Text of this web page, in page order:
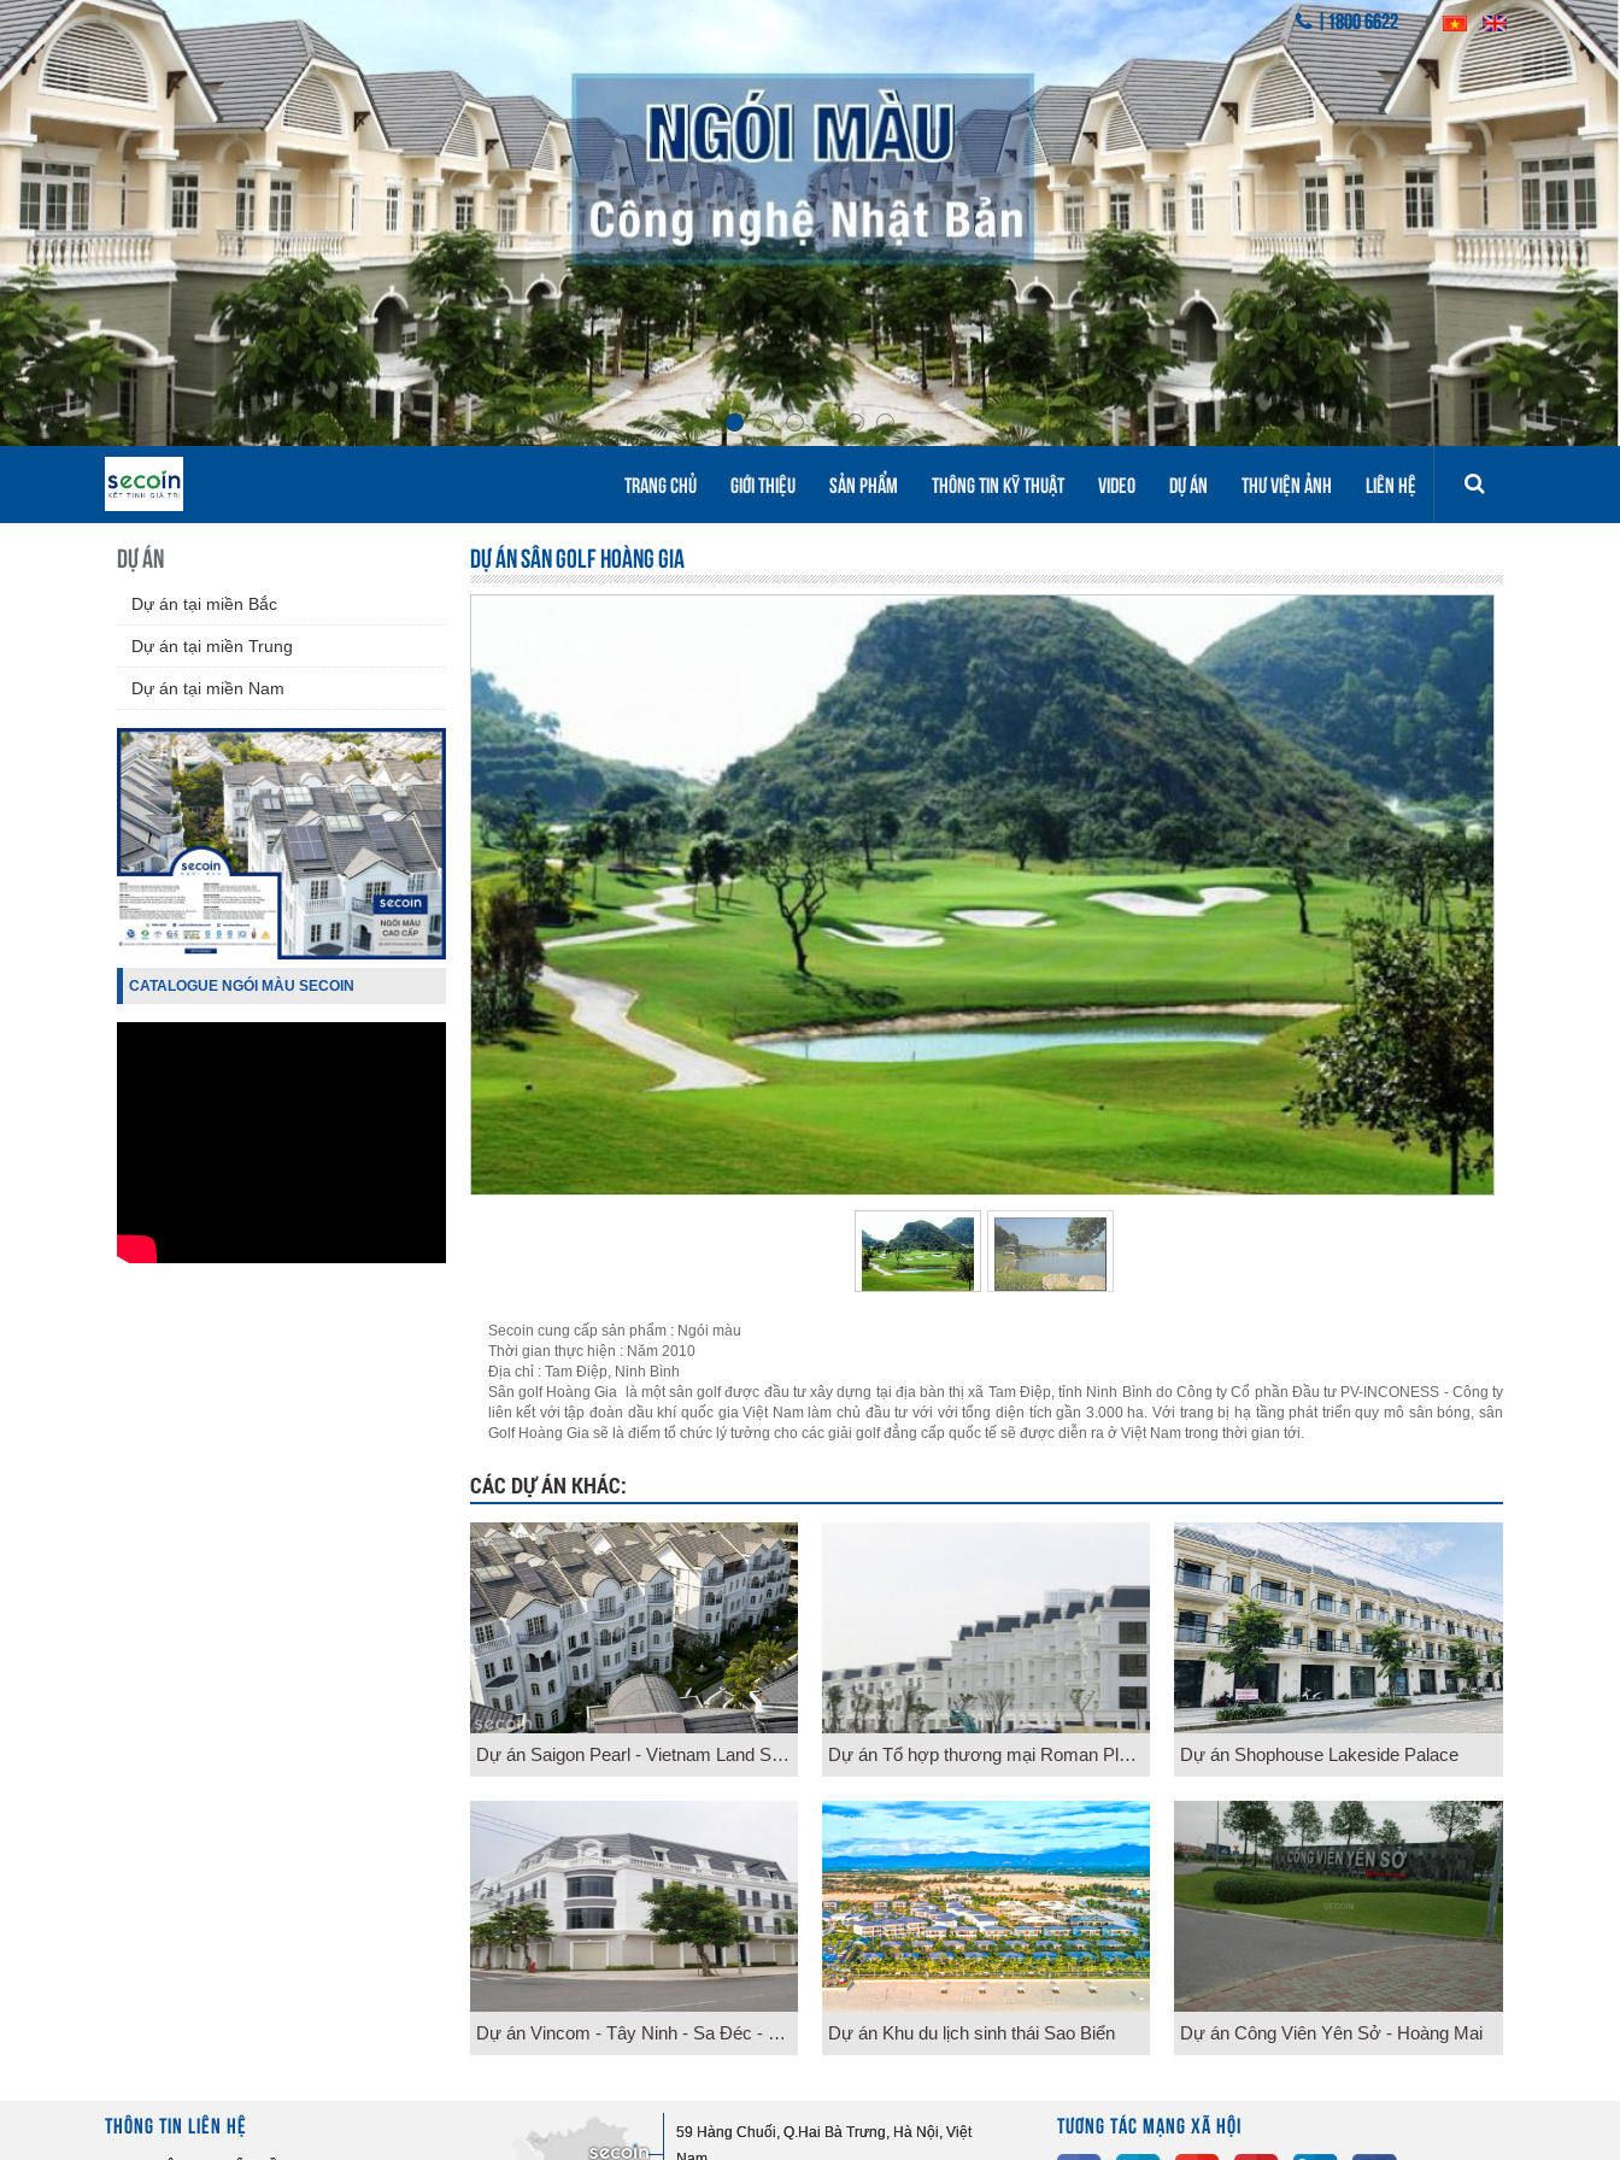
|1800 6622
TRANG CHỦ GIỚI THIỆU SẢN PHẨM THÔNG TIN KỸ THUẬT VIDEO DỰ ÁN THƯ VIỆN ẢNH LIÊN HỆ
DỰ ÁN
Dự án tại miền Bắc
Dự án tại miền Trung
Dự án tại miền Nam
CATALOGUE NGÓI MÀU SECOIN
DỰ ÁN SÂN GOLF HOÀNG GIA
Secoin cung cấp sản phẩm : Ngói màu
Thời gian thực hiện : Năm 2010
Địa chỉ : Tam Điệp, Ninh Bình
Sân golf Hoàng Gia là một sân golf được đầu tư xây dựng tại địa bàn thị xã Tam Điệp, tỉnh Ninh Bình do Công ty Cổ phần Đầu tư PV-INCONESS - Công ty
liên kết với tập đoàn dầu khí quốc gia Việt Nam làm chủ đầu tư với với tổng diện tích gần 3.000 ha. Với trang bị hạ tầng phát triển quy mô sân bóng, sân
Golf Hoàng Gia sẽ là điểm tổ chức lý tưởng cho các giải golf đẳng cấp quốc tế sẽ được diễn ra ở Việt Nam trong thời gian tới.
CÁC DỰ ÁN KHÁC:
Dự án Saigon Pearl - Vietnam Land SSG Dự án Tổ hợp thương mại Roman Plaza Dự án Shophouse Lakeside Palace
Dự án Vincom - Tây Ninh - Sa Đéc - Phú Quốc Dự án Khu du lịch sinh thái Sao Biển Dự án Công Viên Yên Sở - Hoàng Mai
THÔNG TIN LIÊN HỆ
59 Hàng Chuối, Q.Hai Bà Trưng, Hà Nội, Việt
TƯƠNG TÁC MẠNG XÃ HỘI